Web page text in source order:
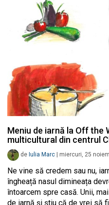
Meniu de iarnă la Off the
multicultural din centrul
de Iulia Marc miercuri, 25
Ne vine să credem sau nu,
îngheață nasul dimineața
întoarcem spre casă. Unii,
de iarnă și știu că de vrei să